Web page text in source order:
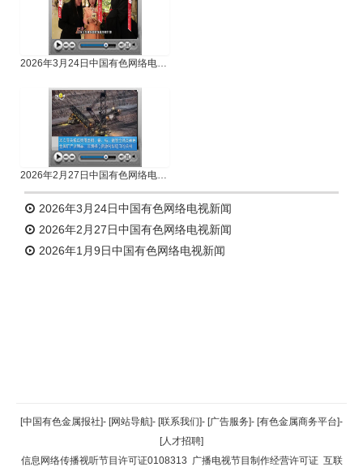
2026年3月24日中国有色网络电视新闻
2026年2月27日中国有色网络电视新闻
2026年3月24日中国有色网络电视新闻
2026年2月27日中国有色网络电视新闻
2026年1月9日中国有色网络电视新闻
返回顶部
返回首页
[中国有色金属报社]- [网站导航]- [联系我们]- [广告服务]- [有色金属商务平台]-
[人才招聘]
信息网络传播视听节目许可证0108313 广播电视节目制作经营许可证 互联